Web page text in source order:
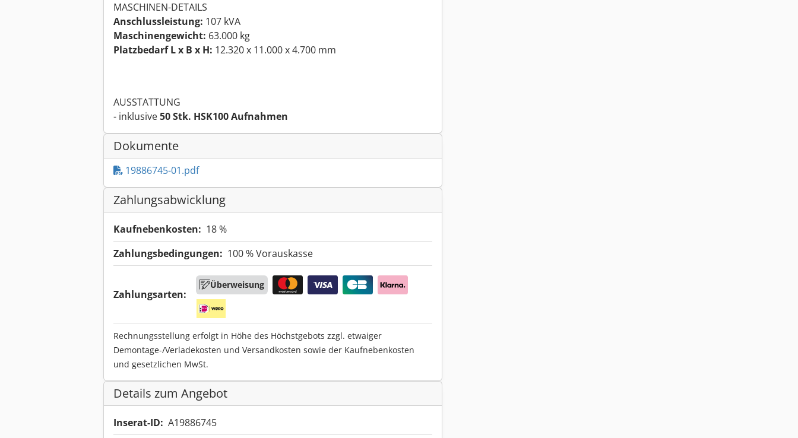
MASCHINEN-DETAILS
Anschlussleistung: 107 kVA
Maschinengewicht: 63.000 kg
Platzbedarf L x B x H: 12.320 x 11.000 x 4.700 mm
AUSSTATTUNG
- inklusive50 Stk. HSK100 Aufnahmen
Dokumente
19886745-01.pdf
Zahlungsabwicklung
Kaufnebenkosten: 18 %
Zahlungsbedingungen: 100 % Vorauskasse
Zahlungsarten:
Überweisung
Rechnungsstellung erfolgt in Höhe des Höchstgebots zzgl. etwaiger
Demontage-/Verladekosten und Versandkosten sowie der Kaufnebenkosten
und gesetzlichen MwSt.
Details zum Angebot
Inserat-ID: A19886745